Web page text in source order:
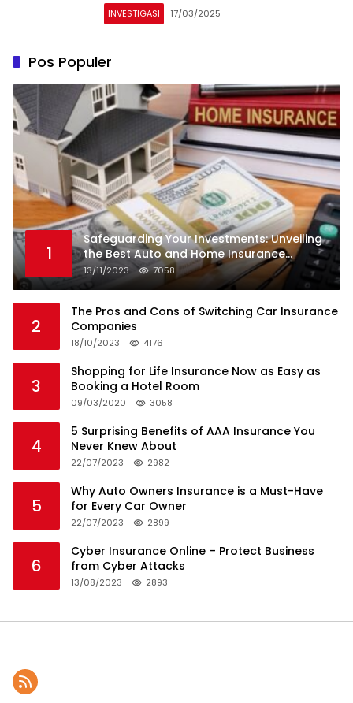
INVESTIGASI 17/03/2025
Pos Populer
1
Safeguarding Your Investments: Unveiling
the Best Auto and Home Insurance
Companies
13/11/2023 7058
2
The Pros and Cons of Switching Car Insurance
Companies
18/10/2023 4176
3
Shopping for Life Insurance Now as Easy as
Booking a Hotel Room
09/03/2020 3058
4
5 Surprising Benefits of AAA Insurance You
Never Knew About
22/07/2023 2982
5
Why Auto Owners Insurance is a Must-Have
for Every Car Owner
22/07/2023 2899
6
Cyber Insurance Online – Protect Business
from Cyber Attacks
13/08/2023 2893